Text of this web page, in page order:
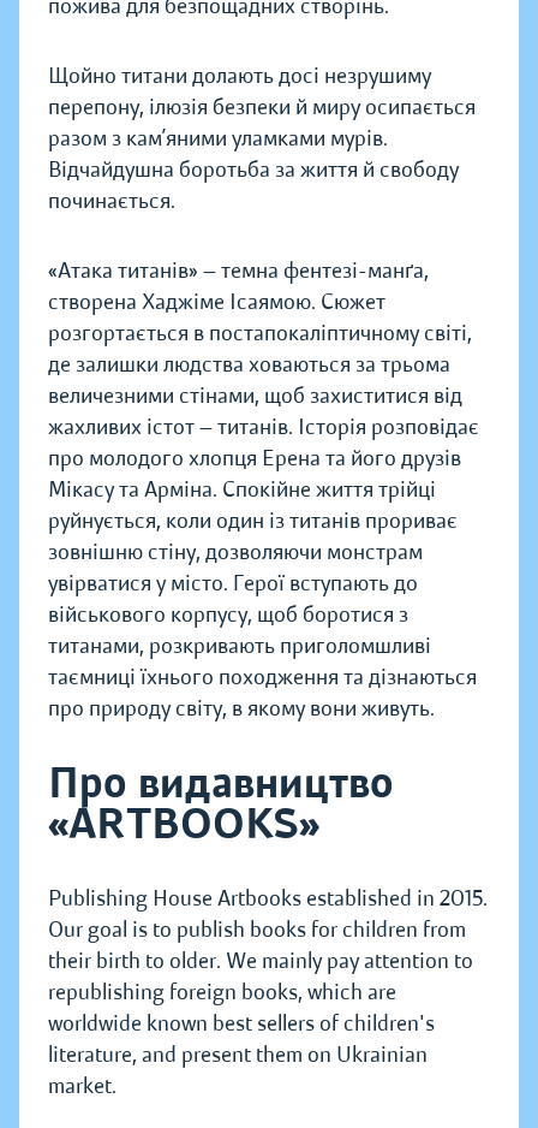
пожива для безпощадних створінь.
Щойно титани долають досі незрушиму
перепону, ілюзія безпеки й миру осипається
разом з кам’яними уламками мурів.
Відчайдушна боротьба за життя й свободу
починається.
«Атака титанів» — темна фентезі-манґа,
створена Хаджіме Ісаямою. Сюжет
розгортається в постапокаліптичному світі,
де залишки людства ховаються за трьома
величезними стінами, щоб захиститися від
жахливих істот — титанів. Історія розповідає
про молодого хлопця Ерена та його друзів
Мікасу та Арміна. Спокійне життя трійці
руйнується, коли один із титанів прориває
зовнішню стіну, дозволяючи монстрам
увірватися у місто. Герої вступають до
військового корпусу, щоб боротися з
титанами, розкривають приголомшливі
таємниці їхнього походження та дізнаються
про природу світу, в якому вони живуть.
Про видавництво
«ARTBOOKS»
Publishing House Artbooks established in 2015.
Our goal is to publish books for children from
their birth to older. We mainly pay attention to
republishing foreign books, which are
worldwide known best sellers of children's
literature, and present them on Ukrainian
market.